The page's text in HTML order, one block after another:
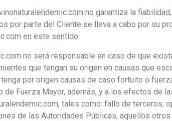
no garantiza la
por parte del Cliente se lleva a cabo por su
en este sentido.
no será responsable en caso de que
que tengan su origen en causas que
por origen causas de caso fortuito o
de Fuerza Mayor, además, y a los efectos de
tales como: fallo de
de las Autoridades Públicas, aquellos